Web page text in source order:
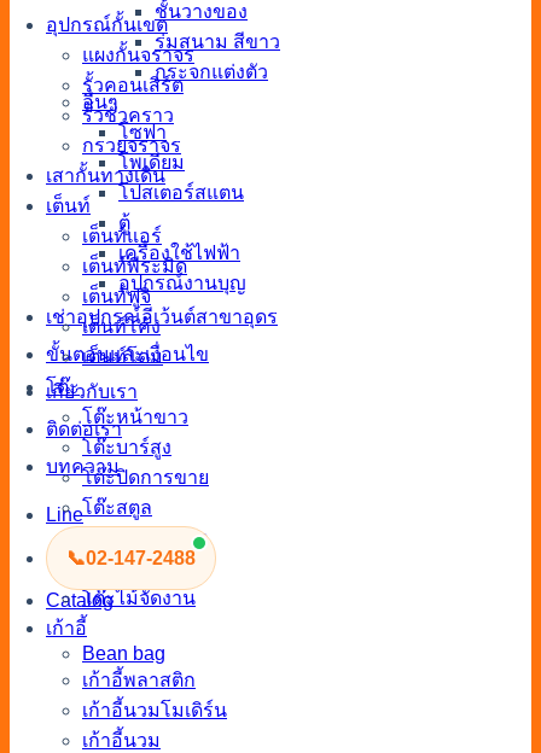
ชั้นวางของ
ร่มสนาม สีขาว
กระจกแต่งตัว
อื่นๆ
โซฟา
โพเดียม
โปสเตอร์สแตน
ตู้
เครื่องใช้ไฟฟ้า
อุปกรณ์งานบุญ
เช่าอุปกรณ์อีเว้นต์สาขาอุดร
ขั้นตอนและเงื่อนไข
เกี่ยวกับเรา
ติดต่อเรา
บทความ
Line
📞02-147-2488
Catalog
อุปกรณ์กั้นเขต
แผงกั้นจราจร
รั้วคอนเสิร์ต
รั้วชั่วคราว
กรวยจราจร
เสากั้นทางเดิน
เต็นท์
เต็นท์แอร์
เต็นท์พีระมิด
เต็นท์ฟูจิ
เต็นท์โค้ง
เต็นท์โดม
โต๊ะ
โต๊ะหน้าขาว
โต๊ะบาร์สูง
โต๊ะปิดการขาย
โต๊ะสตูล
โต๊ะกลางโซฟา
โต๊ะสนาม
โต๊ะไม้จัดงาน
เก้าอี้
Bean bag
เก้าอี้พลาสติก
เก้าอี้นวมโมเดิร์น
เก้าอี้นวม